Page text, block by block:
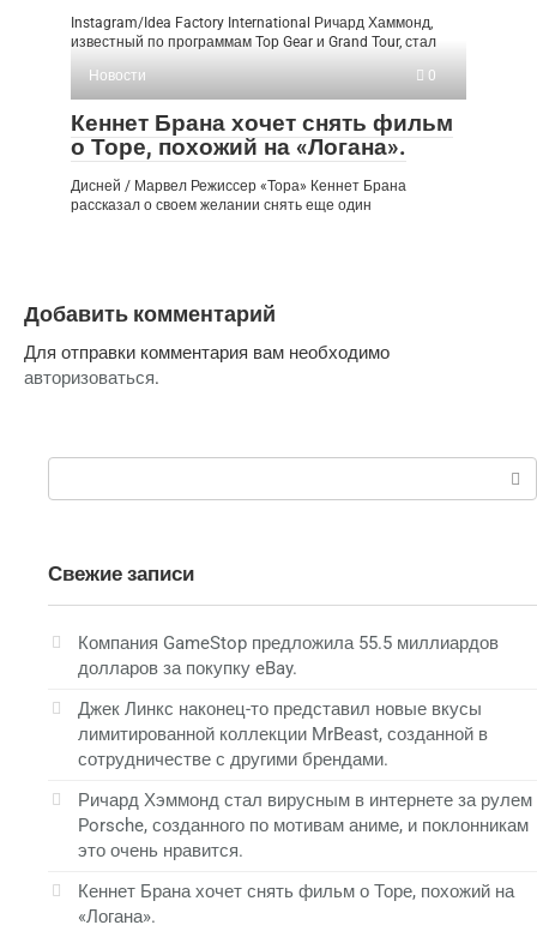
Instagram/Idea Factory International Ричард Хаммонд,
известный по программам Top Gear и Grand Tour, стал
Новости
0
Кеннет Брана хочет снять фильм
о Торе, похожий на «Логана».
Дисней / Марвел Режиссер «Тора» Кеннет Брана
рассказал о своем желании снять еще один
Добавить комментарий
Для отправки комментария вам необходимо
авторизоваться.
Свежие записи
Компания GameStop предложила 55.5 миллиардов
долларов за покупку eBay.
Джек Линкс наконец-то представил новые вкусы
лимитированной коллекции MrBeast, созданной в
сотрудничестве с другими брендами.
Ричард Хэммонд стал вирусным в интернете за рулем
Porsche, созданного по мотивам аниме, и поклонникам
это очень нравится.
Кеннет Брана хочет снять фильм о Торе, похожий на
«Логана».